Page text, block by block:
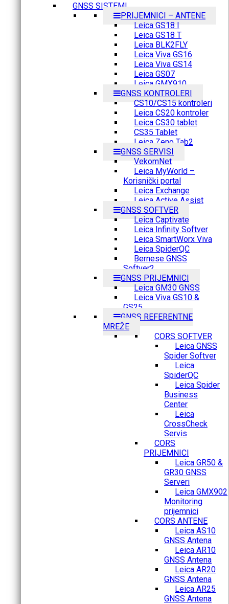
GNSS SISTEMI
PRIJEMNICI – ANTENE
Leica GS18 I
Leica GS18 T
Leica BLK2FLY
Leica Viva GS16
Leica Viva GS14
Leica GS07
Leica GMX910
GNSS KONTROLERI
CS10/CS15 kontroleri
Leica CS20 kontroler
Leica CS30 tablet
CS35 Tablet
Leica Zeno Tab2
GNSS SERVISI
VekomNet
Leica MyWorld –
Korisnički portal
Leica Exchange
Leica Active Assist
GNSS SOFTVER
Leica Captivate
Leica Infinity Softver
Leica SmartWorx Viva
Leica SpiderQC
Bernese GNSS
Softver2
GNSS PRIJEMNICI
Leica GM30 GNSS
Leica Viva GS10 &
GS25
GNSS REFERENTNE
MREŽE
CORS SOFTVER
Leica GNSS
Spider Softver
Leica
SpiderQC
Leica Spider
Business
Center
Leica
CrossCheck
Servis
CORS
PRIJEMNICI
Leica GR50 &
GR30 GNSS
Serveri
Leica GMX902
Monitoring
prijemnici
CORS ANTENE
Leica AS10
GNSS Antena
Leica AR10
GNSS Antena
Leica AR20
GNSS Antena
Leica AR25
GNSS Antena